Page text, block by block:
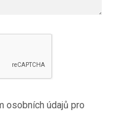
osobních údajů pro